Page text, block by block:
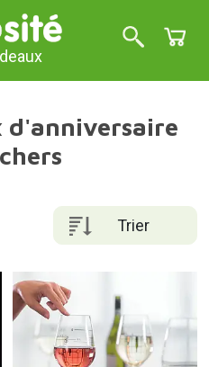
d'anniversaire
Trier